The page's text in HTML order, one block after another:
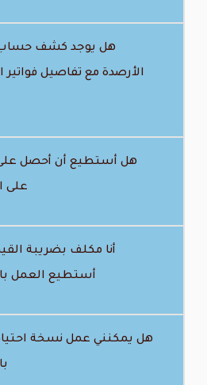
هل يوجد كشف
الأرصدة مع تفاصيل فواتير
هل أستطيع أن أحصل على
على
أنا مكلف بضريبة
أستطيع العمل
هل يمكنني عمل نسخة